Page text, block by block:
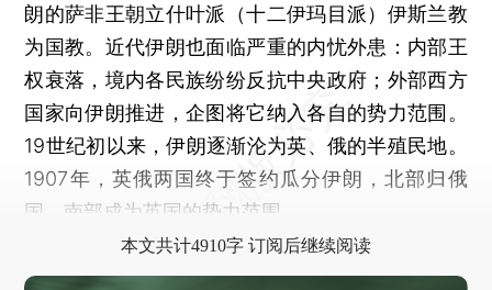
朗的萨非王朝立什叶派（十二伊玛目派）伊斯兰教
为国教。近代伊朗也面临严重的内忧外患：内部王
权衰落，境内各民族纷纷反抗中央政府；外部西方
国家向伊朗推进，企图将它纳入各自的势力范围。
19世纪初以来，伊朗逐渐沦为英、俄的半殖民地。
1907年，英俄两国终于签约瓜分伊朗，北部归俄
国，南部成为英国的势力范围。
本文共计4910字 订阅后继续阅读